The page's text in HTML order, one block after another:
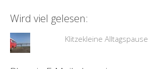
Wird viel gelesen:
Klitzekleine Alltagspause